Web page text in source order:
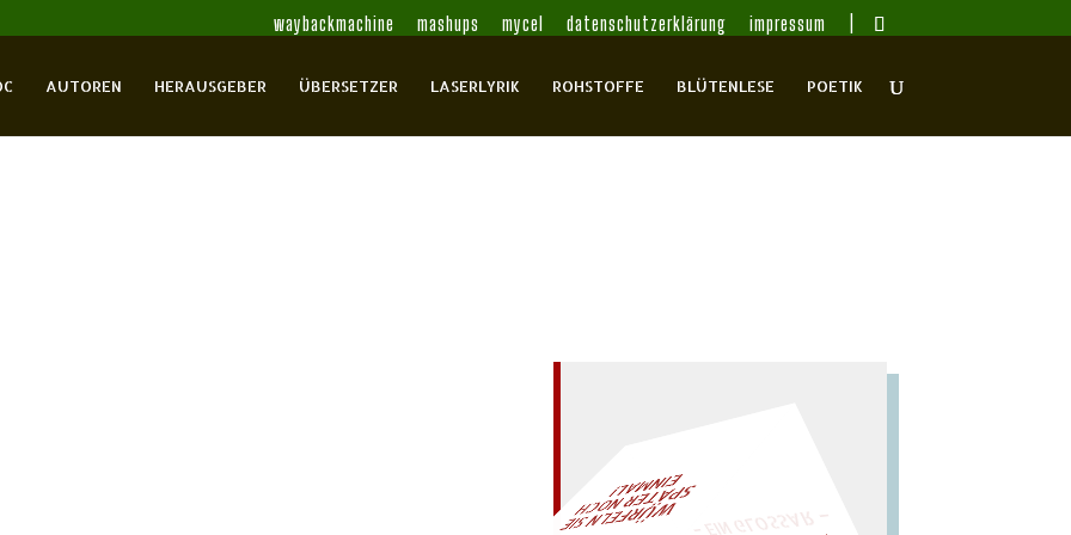
waybackmachine mashups mycel datenschutzerklärung impressum
AUTOREN HERAUSGEBER ÜBERSETZER LASERLYRIK ROHSTOFFE BLÜTENLESE POETIK
– EIN GLOSSAR –
L!